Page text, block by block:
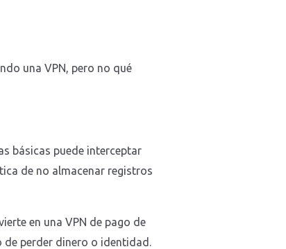
una VPN, pero no qué
básicas puede interceptar
de no almacenar registros
en una VPN de pago de
de perder dinero o identidad.